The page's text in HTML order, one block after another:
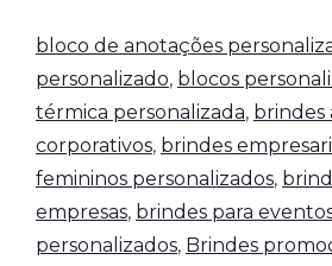
bloco de anotações
personalizado, blocos
térmica personalizada, brindes
corporativos, brindes
femininos personalizados,
empresas, brindes para
personalizados, Brindes